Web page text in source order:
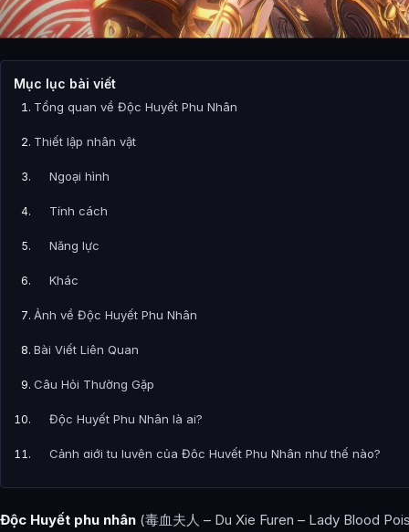
Mục lục bài viết
Tổng quan về Độc Huyết Phu Nhân
Thiết lập nhân vật
Ngoại hình
Tính cách
Năng lực
Khác
Ảnh về Độc Huyết Phu Nhân
Bài Viết Liên Quan
Câu Hỏi Thường Gặp
Độc Huyết Phu Nhân là ai?
Cảnh giới tu luyện của Độc Huyết Phu Nhân như thế nào?
Độc Huyết Phu Nhân xuất hiện trong tác phẩm nào?
Thông tin về Độc Huyết Phu Nhân được tổng hợp từ đâu?
Độc Huyết phu nhân (毒血夫人 – Du Xie Furen – Lady Blood